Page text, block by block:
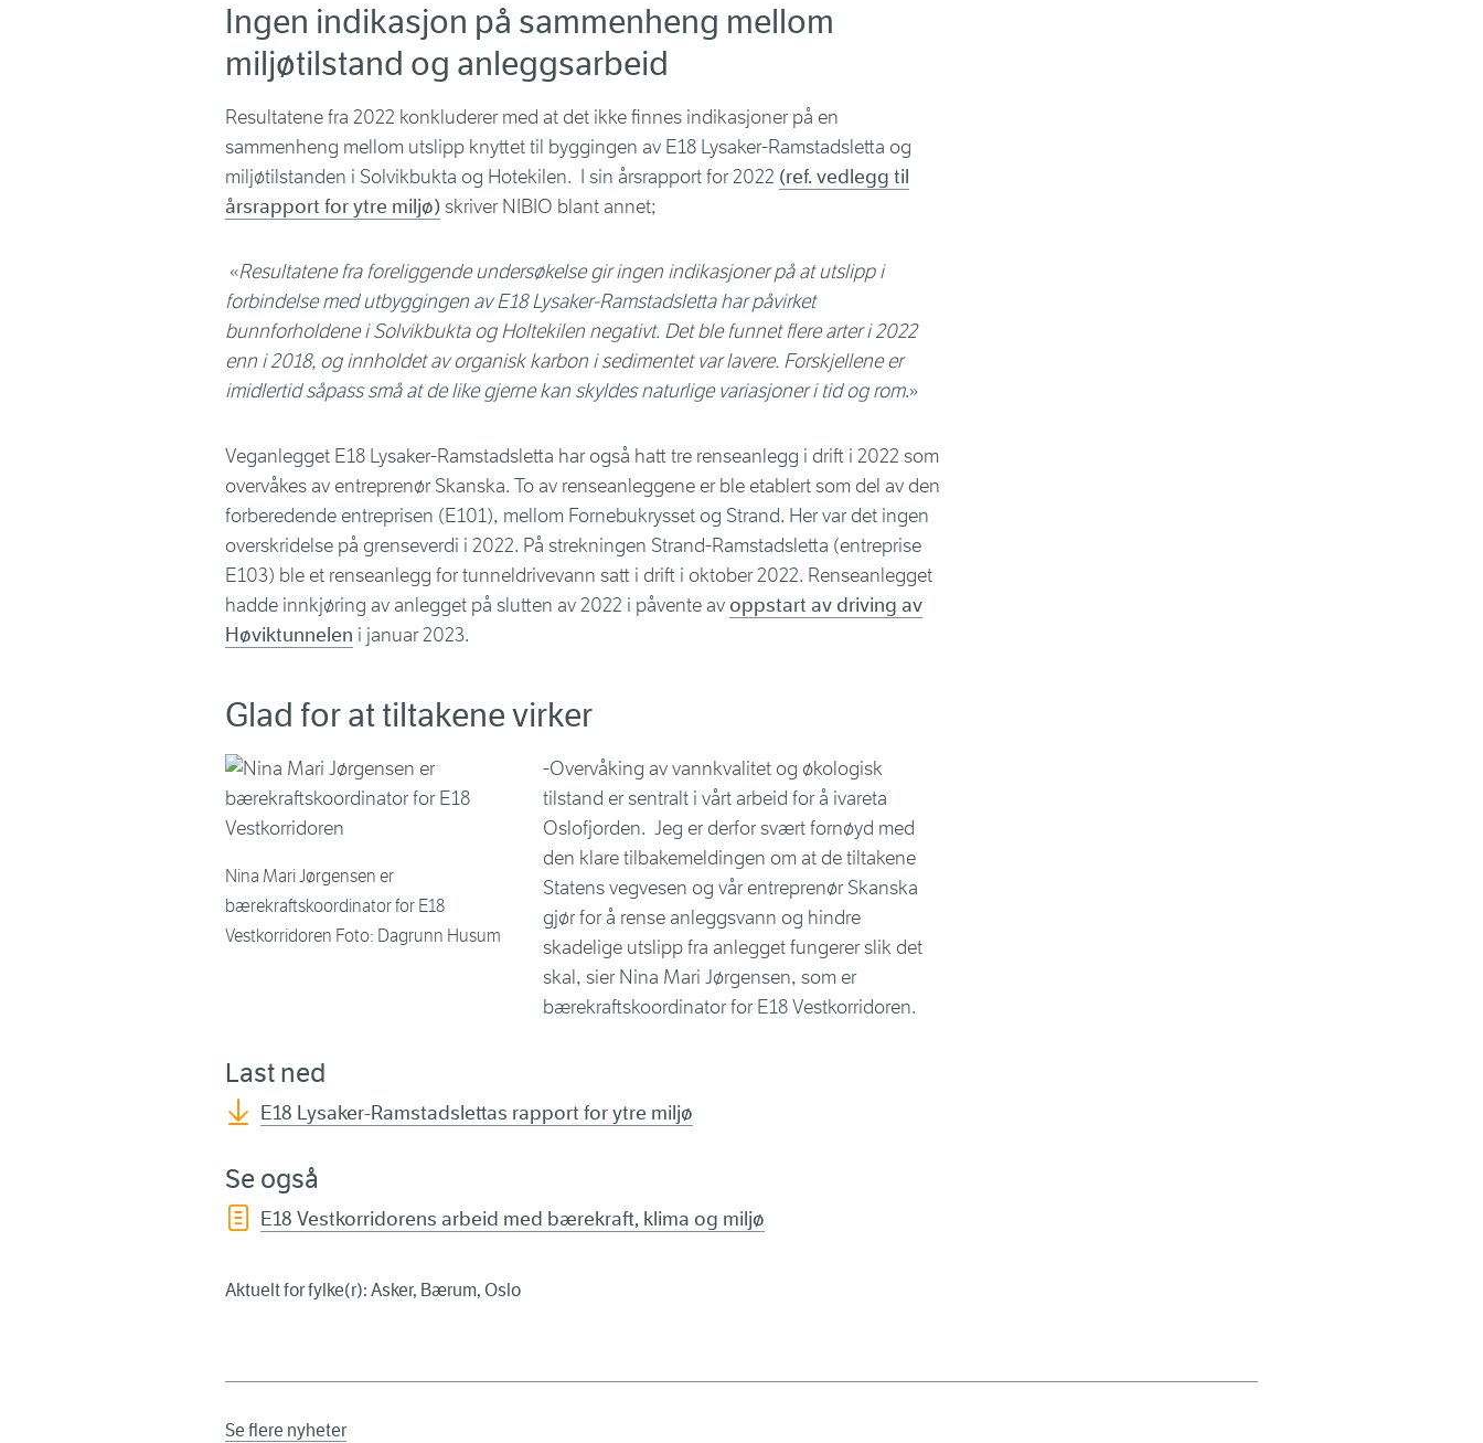
Ingen indikasjon på sammenheng mellom
miljøtilstand og anleggsarbeid
Resultatene fra 2022 konkluderer med at det ikke finnes indikasjoner på en
sammenheng mellom utslipp knyttet til byggingen av E18 Lysaker-Ramstadsletta og
miljøtilstanden i Solvikbukta og Hotekilen. I sin årsrapport for 2022 (ref. vedlegg til
årsrapport for ytre miljø)skriver NIBIO blant annet;
«Resultatene fra foreliggende undersøkelse gir ingen indikasjoner på at utslipp i
forbindelse med utbyggingen av E18 Lysaker-Ramstadsletta har påvirket
bunnforholdene i Solvikbukta og Holtekilen negativt. Det ble funnet flere arter i 2022
enn i 2018, og innholdet av organisk karbon i sedimentet var lavere. Forskjellene er
imidlertid såpass små at de like gjerne kan skyldes naturlige variasjoner i tid og rom.»
Veganlegget E18 Lysaker-Ramstadsletta har også hatt tre renseanlegg i drift i 2022 som
overvåkes av entreprenør Skanska. To av renseanleggene er ble etablert som del av den
forberedende entreprisen (E101), mellom Fornebukrysset og Strand. Her var det ingen
overskridelse på grenseverdi i 2022. På strekningen Strand-Ramstadsletta (entreprise
E103) ble et renseanlegg for tunneldrivevann satt i drift i oktober 2022. Renseanlegget
hadde innkjøring av anlegget på slutten av 2022 i påvente av oppstart av driving av
Høviktunnelen i januar 2023.
Glad for at tiltakene virker
Nina Mari Jørgensen er
bærekraftskoordinator for E18
Vestkorridoren Foto: Dagrunn Husum
-Overvåking av vannkvalitet og økologisk
tilstand er sentralt i vårt arbeid for å ivareta
Oslofjorden. Jeg er derfor svært fornøyd med
den klare tilbakemeldingen om at de tiltakene
Statens vegvesen og vår entreprenør Skanska
gjør for å rense anleggsvann og hindre
skadelige utslipp fra anlegget fungerer slik det
skal, sier Nina Mari Jørgensen, som er
bærekraftskoordinator for E18 Vestkorridoren.
Last ned
E18 Lysaker-Ramstadslettas rapport for ytre miljø
Se også
E18 Vestkorridorens arbeid med bærekraft, klima og miljø
Aktuelt for fylke(r): Asker, Bærum, Oslo
Se flere nyheter